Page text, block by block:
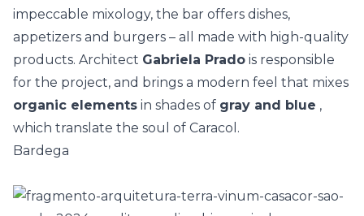
impeccable mixology, the bar offers dishes,
appetizers and burgers – all made with high-quality
products. Architect Gabriela Prado is responsible
for the project, and brings a modern feel that mixes
organic elements in shades of gray and blue ,
which translate the soul of Caracol.
Bardega